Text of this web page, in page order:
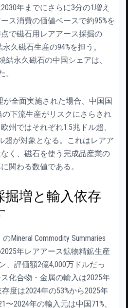
年までにさらに3分の1増え
ス消費の価値ベースで約95%を
で磁石用レアアース採掘の
久磁石生産の94%を担う。
結永久磁石の中国シェアは、
。
が全面実施された場合、中国国
下流生産がリスクにさらされ
州ではそれぞれ1.5兆ドル超、
超が対象となる。これはレアア
く、磁石を使う完成品産業の
関わる数値である。
掘増と輸入依存
Mineral Commodity Summaries
年レアアース鉱物精鉱生産
、評価額2億4,000万ドルだっ
化合物・金属の輸入は2025年
度は2024年の53%から2025年
〜2024年の輸入元は中国71%、